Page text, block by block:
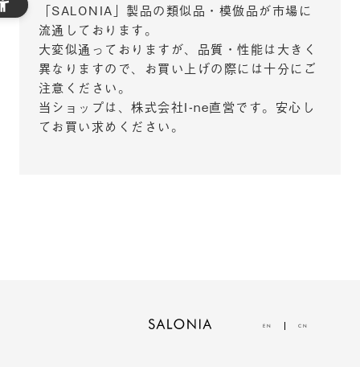
「SALONIA」製品の類似品・模倣品が市場に
流通しております。
大変似通っておりますが、品質・性能は大きく
異なりますので、お買い上げの際には十分にご
注意ください。
当ショップは、株式会社I-ne直営です。安心し
てお買い求めください。
EN CN